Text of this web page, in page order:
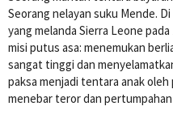
Seorang nelayan suku Mende.
yang melanda Sierra Leone
misi putus asa: menemukan
sangat tinggi dan
paksa menjadi tentara anak
menebar teror dan